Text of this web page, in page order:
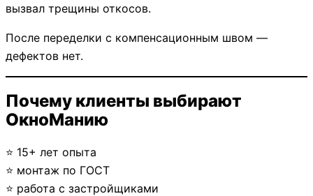
вызвал трещины откосов.
После переделки с компенсационным швом —
дефектов нет.
Почему клиенты выбирают
ОкноМанию
⭐ 15+ лет опыта
⭐ монтаж по ГОСТ
⭐ работа с застройщиками